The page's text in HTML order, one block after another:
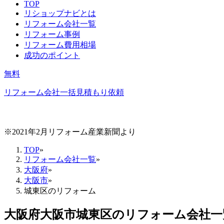
TOP
リショップナビとは
リフォーム会社一覧
リフォーム事例
リフォーム費用相場
成功のポイント
無料
リフォーム会社一括見積もり依頼
※2021年2月リフォーム産業新聞より
TOP»
リフォーム会社一覧»
大阪府»
大阪市»
城東区のリフォーム
大阪府大阪市城東区のリフォーム会社